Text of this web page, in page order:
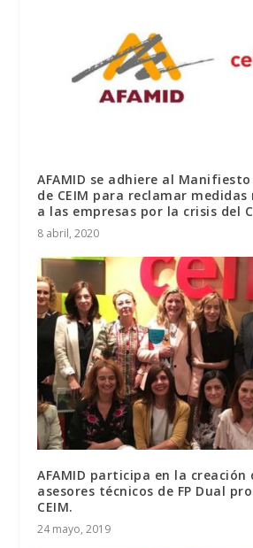
AFAMID se adhiere al
de CEIM para reclamar medidas
a las empresas por la crisis del
8 abril, 2020
AFAMID participa en la creación
asesores técnicos de FP Dual
CEIM.
24 mayo, 2019